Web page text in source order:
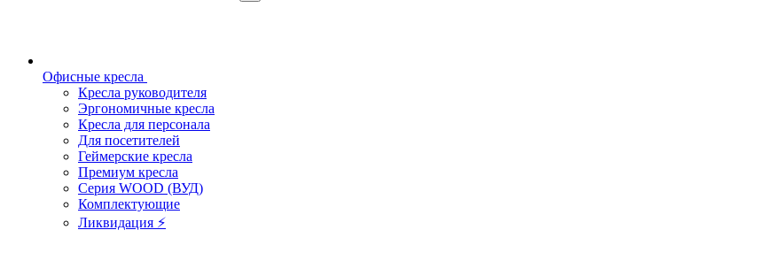
Офисные кресла
Кресла руководителя
Эргономичные кресла
Кресла для персонала
Для посетителей
Геймерские кресла
Премиум кресла
Серия WOOD (ВУД)
Комплектующие
Ликвидация ⚡